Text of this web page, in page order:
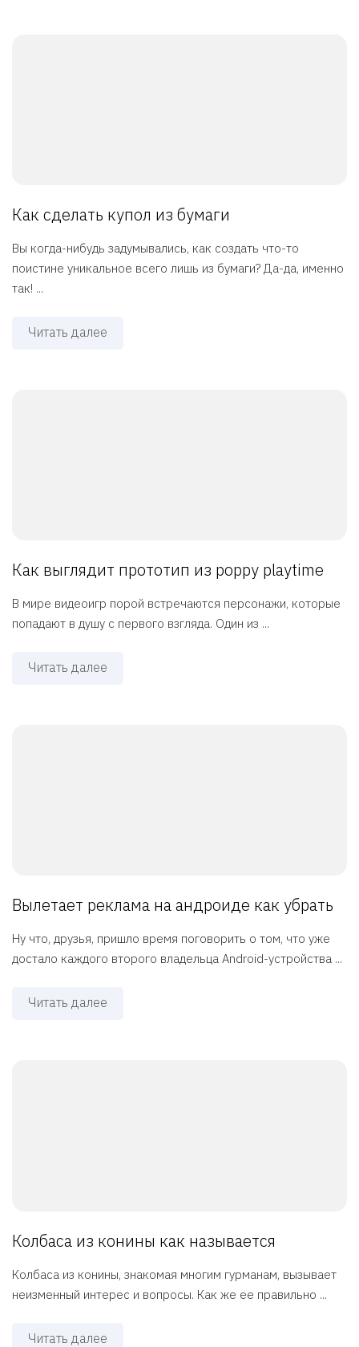
Как сделать купол из бумаги
Вы когда-нибудь задумывались, как создать что-то
поистине уникальное всего лишь из бумаги? Да-да, именно
так! ...
Читать далее
Как выглядит прототип из poppy playtime
В мире видеоигр порой встречаются персонажи, которые
попадают в душу с первого взгляда. Один из ...
Читать далее
Вылетает реклама на андроиде как убрать
Ну что, друзья, пришло время поговорить о том, что уже
достало каждого второго владельца Android-устройства ...
Читать далее
Колбаса из конины как называется
Колбаса из конины, знакомая многим гурманам, вызывает
неизменный интерес и вопросы. Как же ее правильно ...
Читать далее